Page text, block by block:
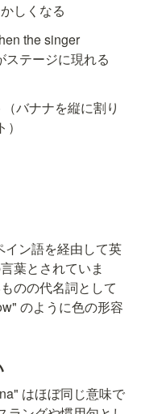
しくなる
the singer
ステージに現れる
バナナを縦に割り
ン語を経由して英
葉とされていま
のの代名詞として
のように色の形容
はほぼ同じ意味で